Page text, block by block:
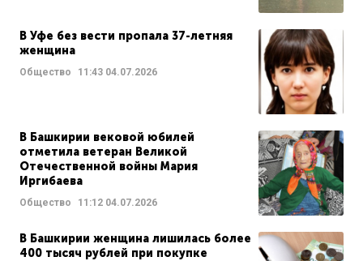
В Уфе без вести пропала 37-летняя
женщина
Общество 11:43 04.07.2026
В Башкирии вековой юбилей
отметила ветеран Великой
Отечественной войны Мария
Иргибаева
Общество 11:12 04.07.2026
В Башкирии женщина лишилась более
400 тысяч рублей при покупке